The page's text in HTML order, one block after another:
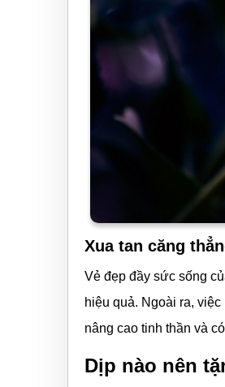
Xua tan căng
Vẻ đẹp đầy sức sống
hiệu quả. Ngoài ra,
nâng cao tinh thần và
Dịp nào nên